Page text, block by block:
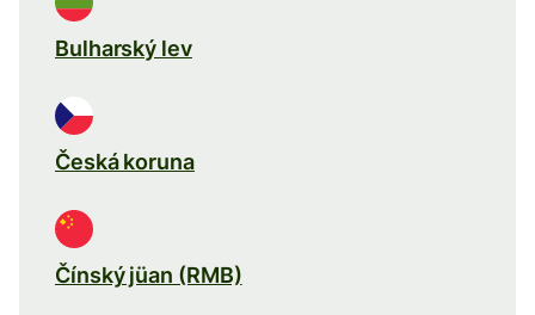
Bulharský lev
Česká koruna
Čínský jüan (RMB)